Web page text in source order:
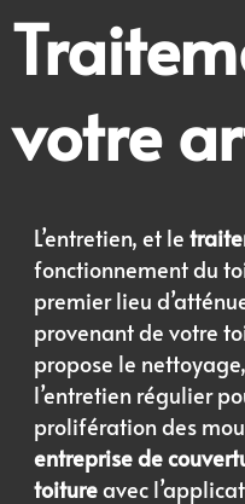
votre
L’entretien, et le
fonctionnement du
premier lieu
provenant de votre
propose le
l’entretien régulier
prolifération des
entreprise de
toitureavec